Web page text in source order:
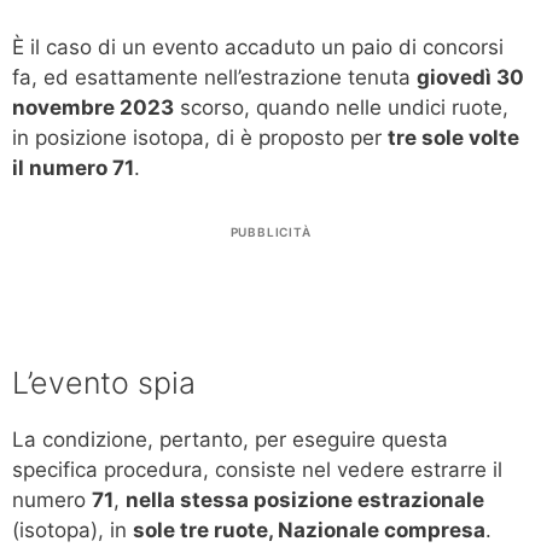
È il caso di un evento accaduto un paio di concorsi
fa, ed esattamente nell’estrazione tenuta giovedì 30
novembre 2023 scorso, quando nelle undici ruote,
in posizione isotopa, di è proposto per tre sole volte
il numero 71.
PUBBLICITÀ
L’evento spia
La condizione, pertanto, per eseguire questa
specifica procedura, consiste nel vedere estrarre il
numero 71, nella stessa posizione estrazionale
(isotopa), in sole tre ruote, Nazionale compresa.